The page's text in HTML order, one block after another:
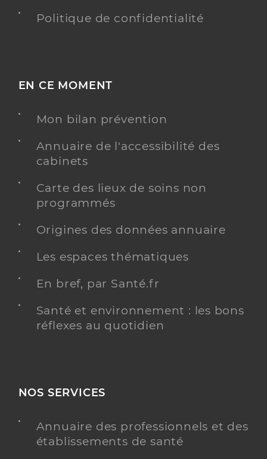
Politique de confidentialité
EN CE MOMENT
Mon bilan prévention
Annuaire de l'accessibilité des
cabinets
Carte des lieux de soins non
programmés
Origines des données annuaire
Les espaces thématiques
En bref, par Santé.fr
Santé et environnement : les bons
réflexes au quotidien
NOS SERVICES
Annuaire des professionnels et des
établissements de santé